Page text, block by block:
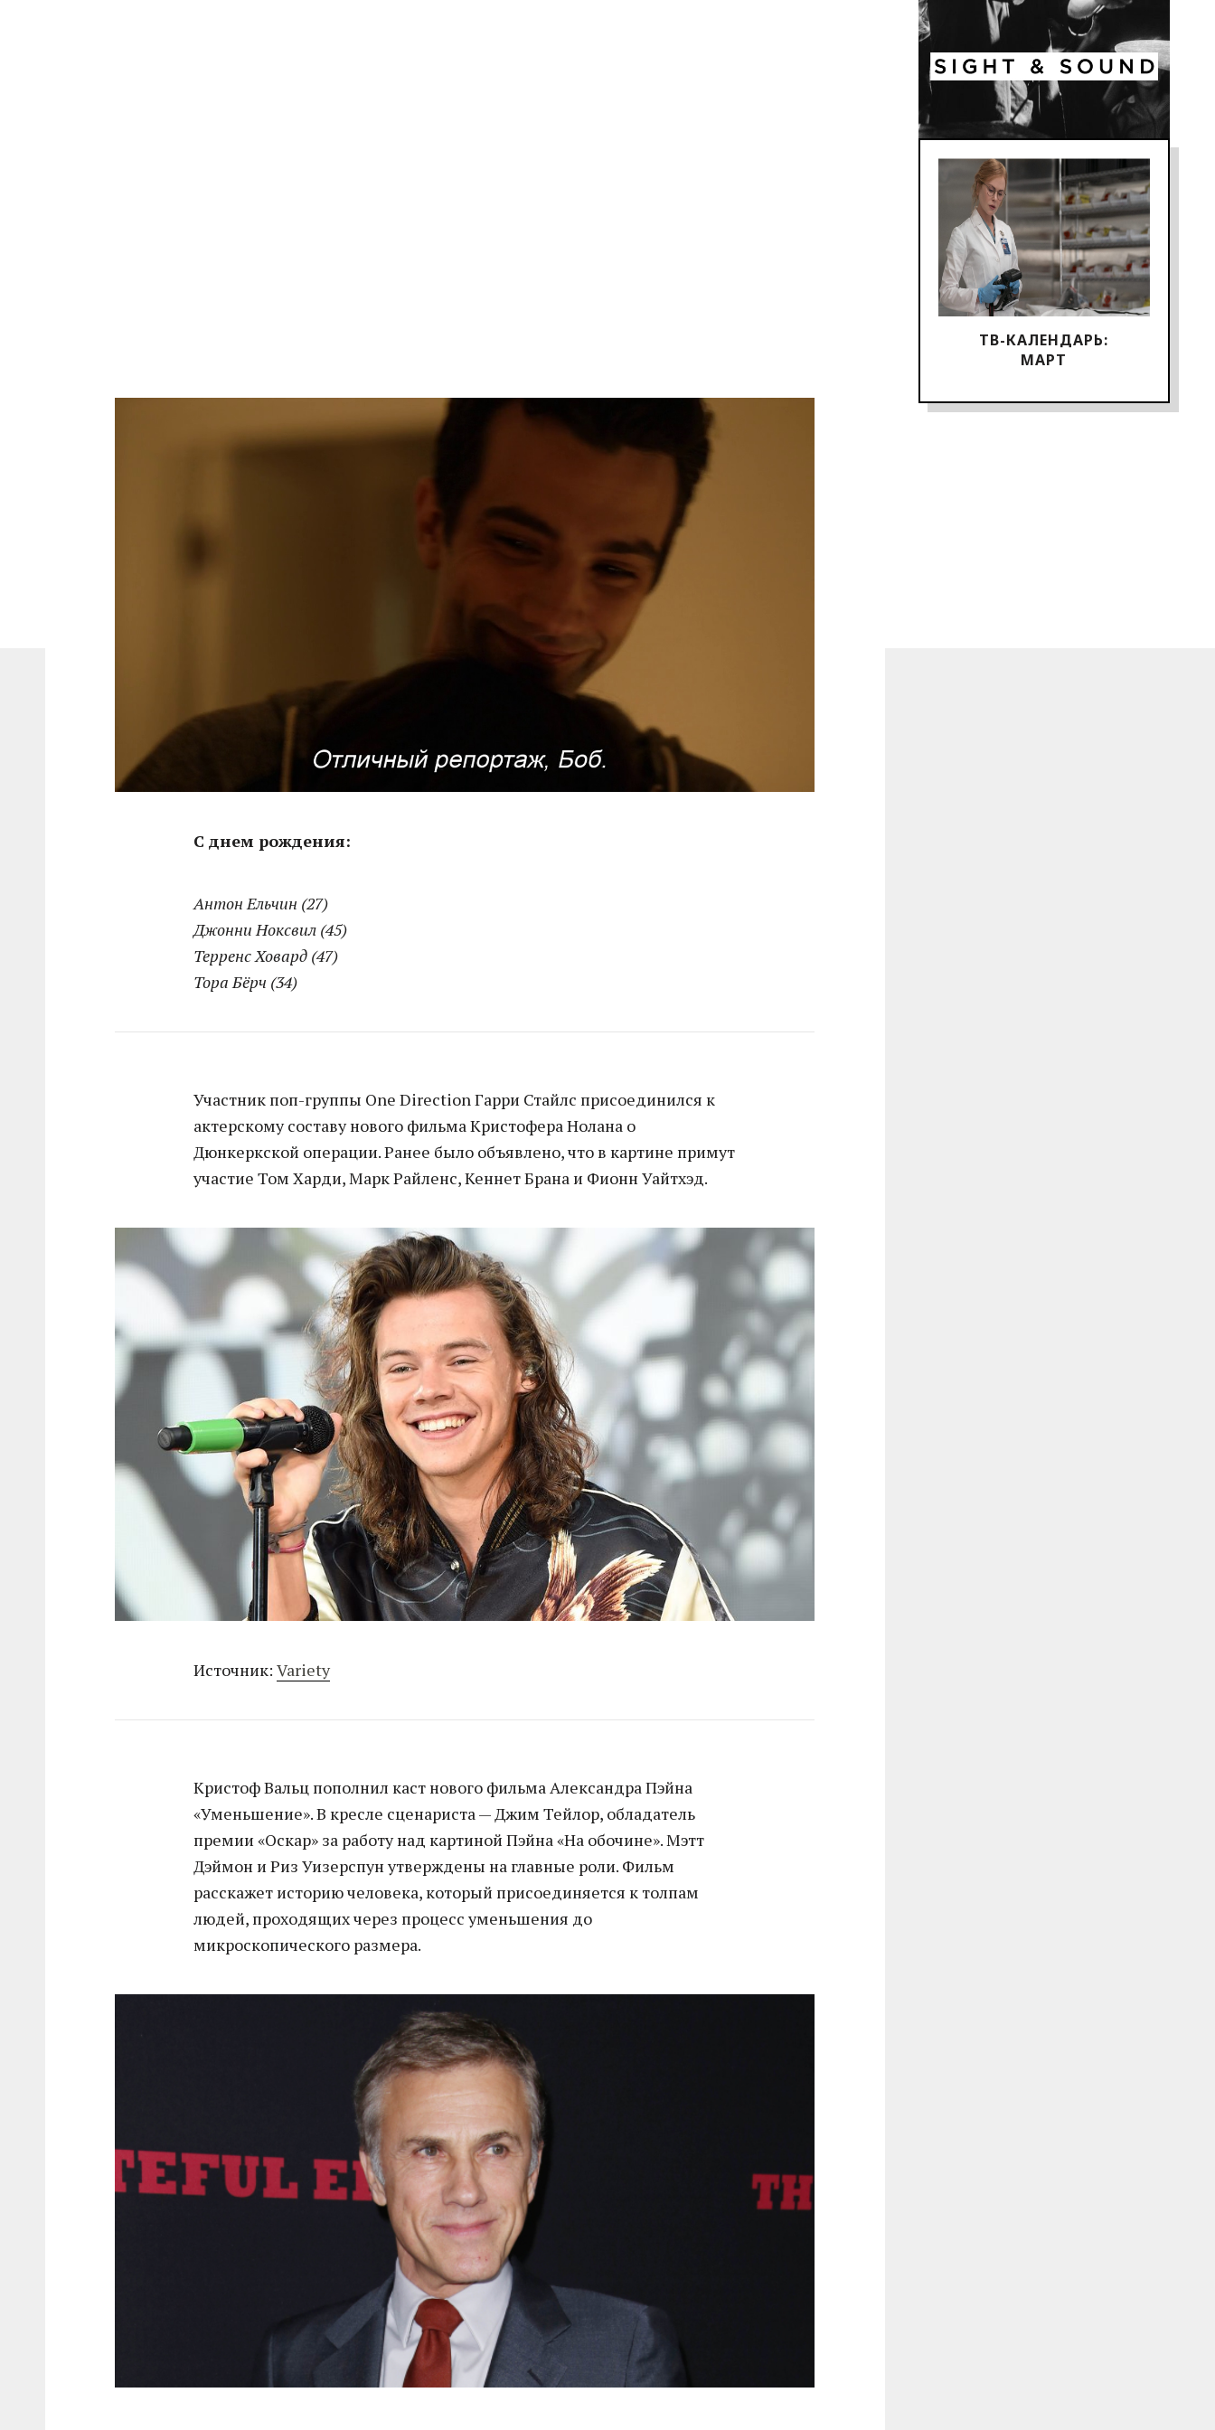
ТВ-КАЛЕНДАРЬ:
МАРТ
С днем рождения:
Антон Ельчин (27)
Джонни Ноксвил (45)
Терренс Ховард (47)
Тора Бёрч (34)
Участник поп-группы One Direction Гарри Стайлс присоединился к
актерскому составу нового фильма Кристофера Нолана о
Дюнкеркской операции. Ранее было объявлено, что в картине примут
участие Том Харди, Марк Райленс, Кеннет Брана и Фионн Уайтхэд.
Источник:Variety
Кристоф Вальц пополнил каст нового фильма Александра Пэйна
«Уменьшение». В кресле сценариста — Джим Тейлор, обладатель
премии «Оскар» за работу над картиной Пэйна «На обочине». Мэтт
Дэймон и Риз Уизерспун утверждены на главные роли. Фильм
расскажет историю человека, который присоединяется к толпам
людей, проходящих через процесс уменьшения до
микроскопического размера.